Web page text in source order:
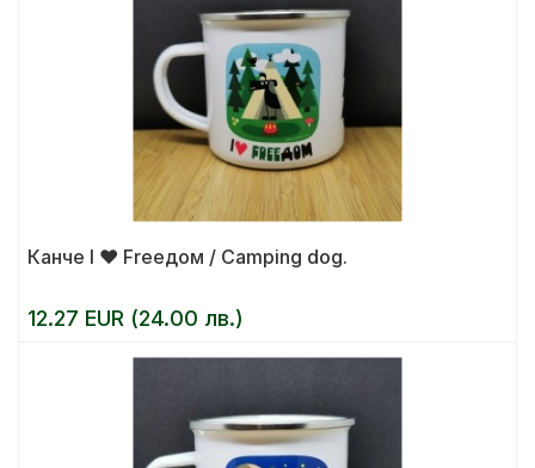
Канче I ❤ Freeдом / Camping dog.
12.27 EUR (24.00 лв.)